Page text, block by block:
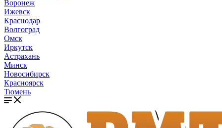
Воронеж
Ижевск
Краснодар
Волгоград
Омск
Иркутск
Астрахань
Минск
Новосибирск
Красноярск
Тюмень